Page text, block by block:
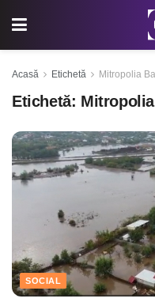
Acasă Etichetă Mitropolia
Etichetă:
SOCIAL